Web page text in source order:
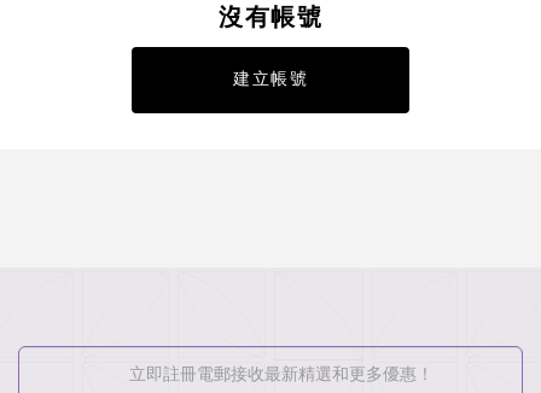
沒有帳號
建立帳號